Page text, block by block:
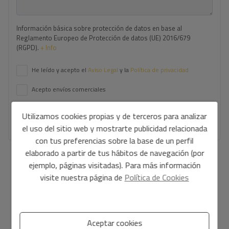
Información básica sobre protección de datos en base al
Reglamento Europeo de Protección de datos (UE) 2016/679
(RGPD). + Info
He leído y acepto el Aviso Legal y la Política de privacidad
Acepto envíos comerciales
Enviar solicitud
Contáctanos porWhatsApp
Utilizamos cookies propias y de terceros para analizar
el uso del sitio web y mostrarte publicidad relacionada
con tus preferencias sobre la base de un perfil
elaborado a partir de tus hábitos de navegación (por
ejemplo, páginas visitadas). Para más información
visite nuestra página de Política de Cookies
Aceptar cookies